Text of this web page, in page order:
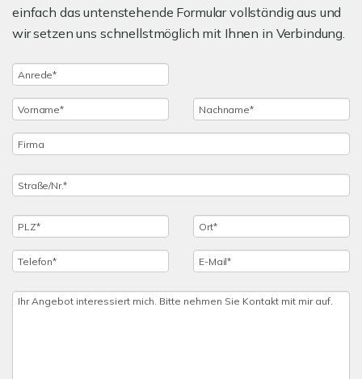
einfach das untenstehende Formular vollständig aus und
wir setzen uns schnellstmöglich mit Ihnen in Verbindung.